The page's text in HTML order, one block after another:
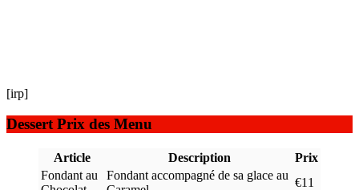
[irp]
Dessert Prix des Menu
Article Description
Prix
Fondant au
Fondant accompagné de sa glace au
€11